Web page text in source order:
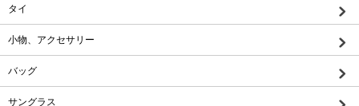
タイ
小物、アクセサリー
バッグ
サングラス